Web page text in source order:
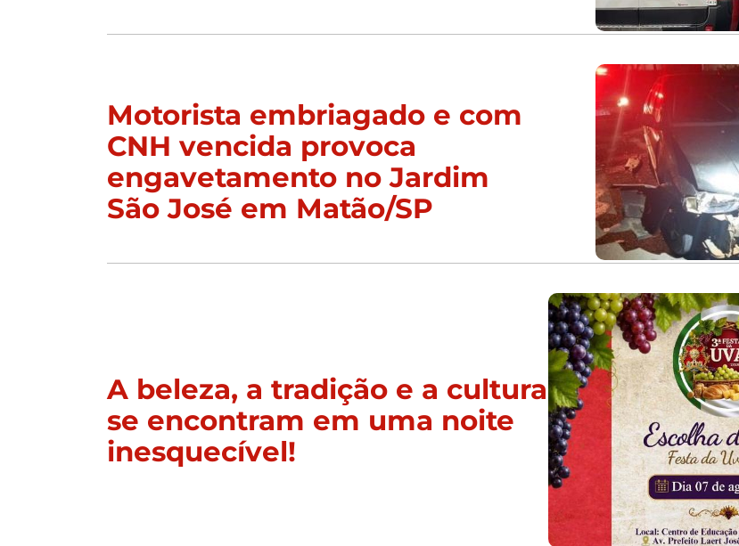
Motorista embriagado e com
CNH vencida provoca
engavetamento no Jardim
São José em Matão/SP
A beleza, a tradição e a cultura
se encontram em uma noite
inesquecível!